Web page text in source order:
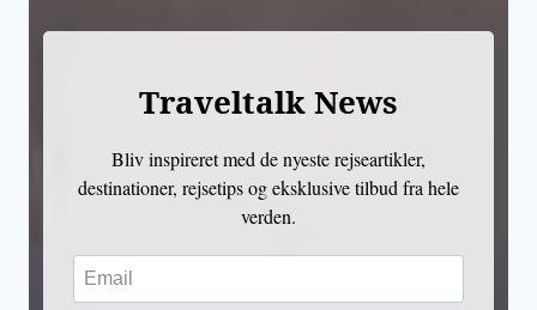
Traveltalk News
Bliv inspireret med de nyeste rejseartikler,
destinationer, rejsetips og eksklusive tilbud fra hele
verden.